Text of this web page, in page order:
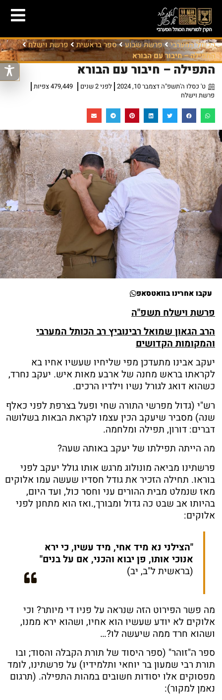
הכותל המערבי פרשת שבוע ספר בראשית
פרשת וישלח
התפילה – חיבור עם הבורא
התפילה – חיבור עם הבורא
ט' כסלו ה'תשפ"ה דצמבר 10, 2024 לפני 2 שנים
479,449 צפיות
פרשת וישלח
עקבו אחרינו בוואטסאפ
פרשת וישלח תשפ"ה
הרב הגאון שמואל רבינוביץ רב הכותל המערבי
והמקומות הקדושים
יעקב אבינו מתעדכן מפי שליחיו שעשיו אחיו בא
לקראתו בראש מחנה של ארבע מאות איש. יעקב נחרד,
כשהוא דואג לגורל נשיו וילדיו הרכים.
רש"י (גדול מפרשי התורה שחי ופעל בצרפת לפני כאלף
שנה) מסביר שיעקב הכין עצמו לקראת הבאות בשלושה
דברים: דורון, תפילה ומלחמה.
מה הייתה תפילתו של יעקב באותה שעה?
פרשתינו מביאה מונולוג מרגש אותו גולל יעקב לפני
בוראו. תחילה הזכיר את גודל חסדיו שעשה עמו אלוקים
מאז שנמלט מבית ההורים עני וחסר כול, ועד היום,
בהיותו אב שבט כה גדול ומבורך,.ואז הוא מתחנן לפני
אלוקים:
"הצילני נא מיד אחי, מיד עשיו, כי ירא
אנוכי אותו, פן יבוא והכני, אם על בנים"
(בראשית ל"ב, יב)
מה פשר הפירוט הזה שנראה על פניו די מיותר? וכי
אלוקים לא יודע שעשיו הוא אחיו, ושהוא ירא ממנו,
ושהוא חרד ממה שיעשה לו?…
ספר ה"זוהר" (ספר היסוד של תורת הקבלה והסוד; ובו
תורת רבי שמעון בר יוחאי ותלמידיו) על פרשתינו, לומד
מפסוקים אלו יסודות חשובים במהות התפילה. (תרגום
נאמן למקור):